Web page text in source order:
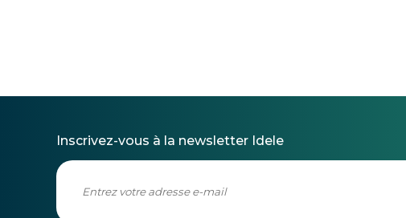
Inscrivez-vous à la newsletter Idele